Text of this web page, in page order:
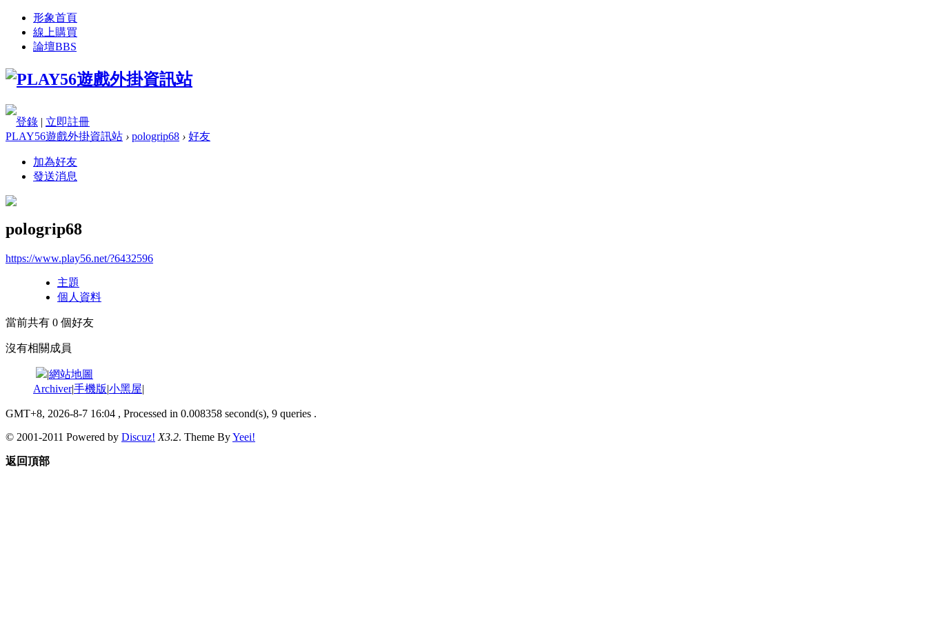
形象首頁
線上購買
論壇BBS
登錄 | 立即註冊
PLAY56遊戲外掛資訊站 › pologrip68 › 好友
加為好友
發送消息
pologrip68
https://www.play56.net/?6432596
主題
個人資料
當前共有 0 個好友
沒有相關成員
|網站地圖
Archiver|手機版|小黑屋|
GMT+8, 2026-8-7 16:04 , Processed in 0.008358 second(s), 9 queries .
© 2001-2011 Powered by Discuz! X3.2. Theme ByYeei!
返回頂部